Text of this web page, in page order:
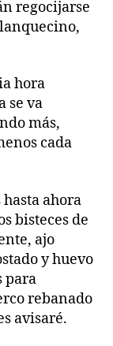
regocijarse
hora
se va
más,
cada
ahora
bisteces de
ajo
y huevo
para
rebanado
avisaré.